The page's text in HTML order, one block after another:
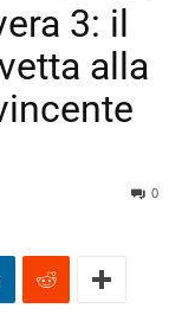
3: il
alla
0